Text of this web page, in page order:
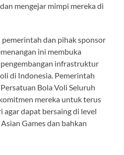
mengejar mimpi mereka di
dan pihak sponsor
ini membuka
infrastruktur
di Indonesia. Pemerintah
Bola Voli Seluruh
mereka untuk terus
dapat bersaing di level
Games dan bahkan